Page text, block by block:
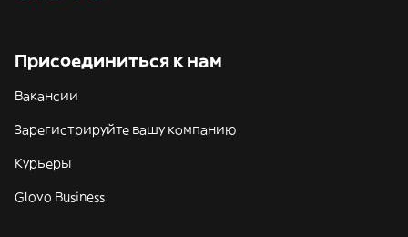
Присоединиться к нам
Вакансии
Зарегистрируйте вашу компанию
Курьеры
Glovo Business